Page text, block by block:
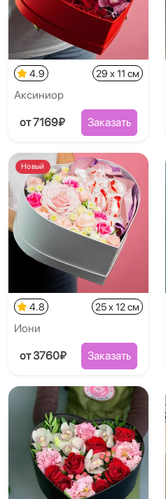
4.9 29 x 11 см
Аксиниор
от 7169₽ Заказать
Новый
4.8 25 x 12 см
Иони
от 3760₽ Заказать